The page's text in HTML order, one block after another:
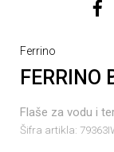
Ferrino
FERRINO
Flaše za vodu i
Šifra artikla: